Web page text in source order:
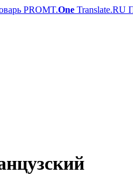
PROMT.One Translate.RU